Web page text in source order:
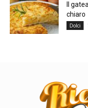
Il
chiaro
Dolci